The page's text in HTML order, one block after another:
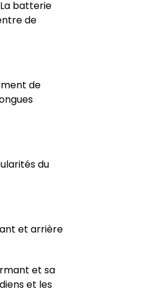
batterie
de
de
du
et arrière
et sa
et les